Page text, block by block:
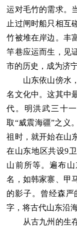
运对毛竹的需求。
止过闸时船只相互
竹被堆在岸边。丰
竿巷应运而生，见
市的历史，成为济
山东依山傍水，
名文化中。这其中
代。明洪武三十
取“威震海疆”之义
祖时，就开始在山
在山东地区共设9
山前所等。遍布山
名，如韩家寨、甲
的影子。曾经森严
字，将古代山东沿
从古九州的生存